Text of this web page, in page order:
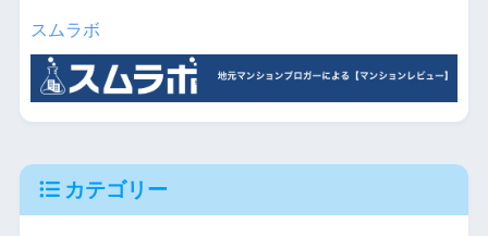
スムラボ
カテゴリー